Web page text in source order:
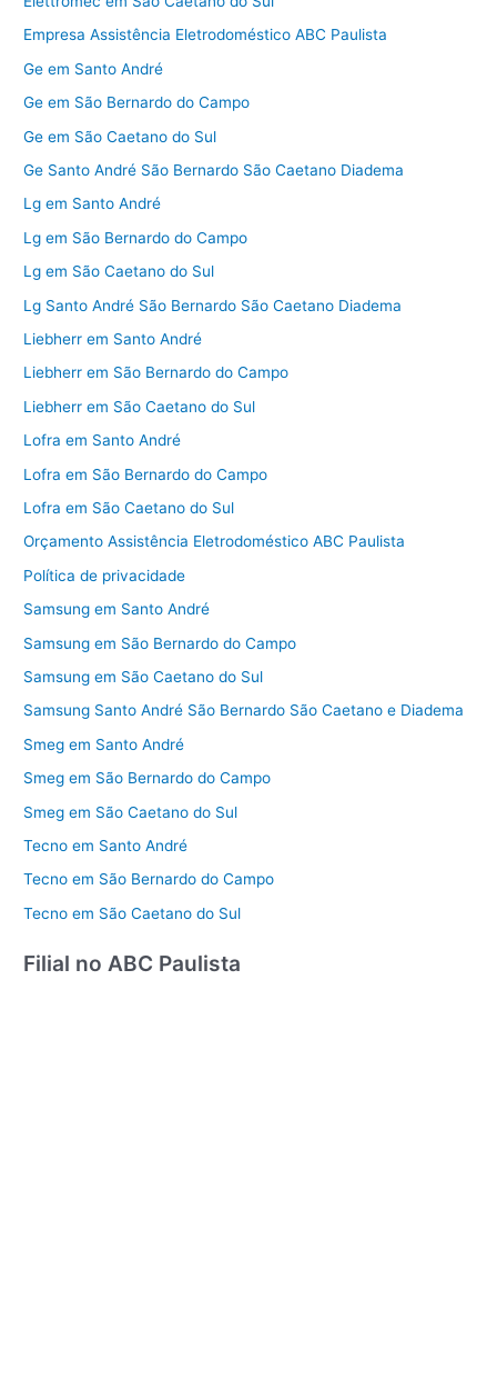
Empresa Assistência Eletrodoméstico ABC Paulista
Ge em Santo André
Ge em São Bernardo do Campo
Ge em São Caetano do Sul
Ge Santo André São Bernardo São Caetano Diadema
Lg em Santo André
Lg em São Bernardo do Campo
Lg em São Caetano do Sul
Lg Santo André São Bernardo São Caetano Diadema
Liebherr em Santo André
Liebherr em São Bernardo do Campo
Liebherr em São Caetano do Sul
Lofra em Santo André
Lofra em São Bernardo do Campo
Lofra em São Caetano do Sul
Orçamento Assistência Eletrodoméstico ABC Paulista
Política de privacidade
Samsung em Santo André
Samsung em São Bernardo do Campo
Samsung em São Caetano do Sul
Samsung Santo André São Bernardo São Caetano e Diadema
Smeg em Santo André
Smeg em São Bernardo do Campo
Smeg em São Caetano do Sul
Tecno em Santo André
Tecno em São Bernardo do Campo
Tecno em São Caetano do Sul
Filial no ABC Paulista